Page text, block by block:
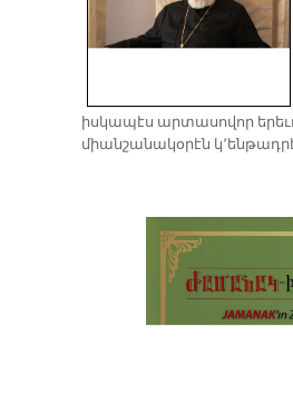
իսկապէս արտասովոր
միանշանակօրէն